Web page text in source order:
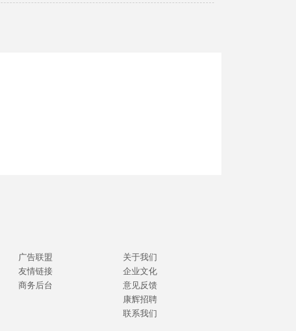
广告联盟
友情链接
商务后台
关于我们
企业文化
意见反馈
康辉招聘
联系我们